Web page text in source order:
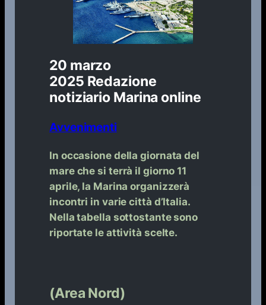
20 marzo
2025 Redazione
notiziario Marina online
Avvenimenti
​In occasione della giornata del
mare che si terrà il giorno 11
aprile, la Marina organizzerà
incontri in varie città d’Italia.
Nella tabella sottostante sono
riportate le attività scelte.
(Area Nord)